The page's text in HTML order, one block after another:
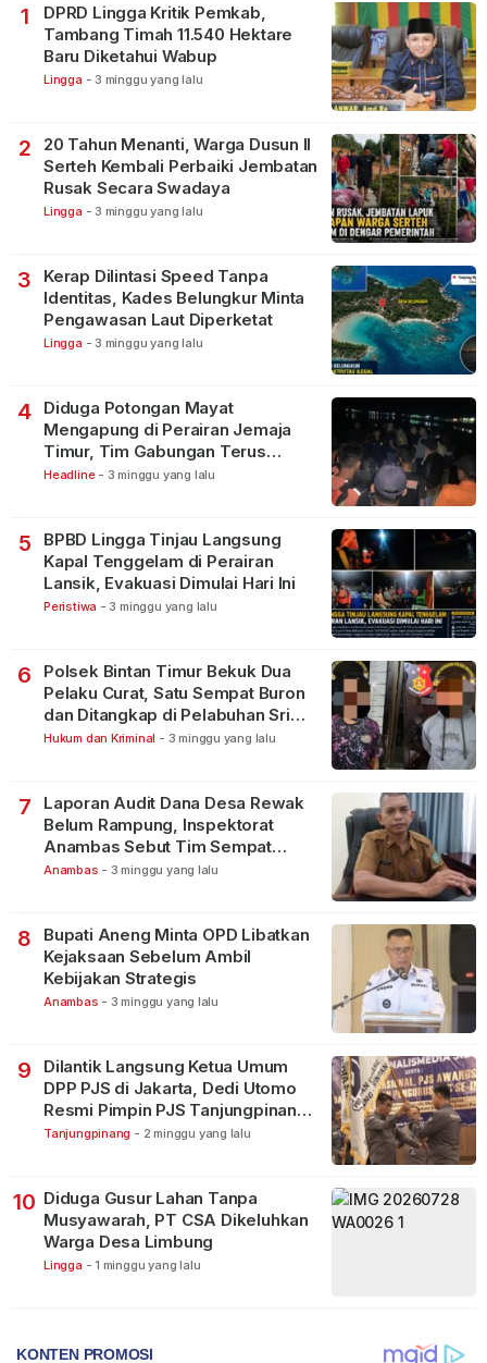
1
DPRD Lingga Kritik Pemkab,
Tambang Timah 11.540 Hektare
Baru Diketahui Wabup
Lingga - 3 minggu yang lalu
2
20 Tahun Menanti, Warga Dusun II
Serteh Kembali Perbaiki Jembatan
Rusak Secara Swadaya
Lingga - 3 minggu yang lalu
3
Kerap Dilintasi Speed Tanpa
Identitas, Kades Belungkur Minta
Pengawasan Laut Diperketat
Lingga - 3 minggu yang lalu
4
Diduga Potongan Mayat
Mengapung di Perairan Jemaja
Timur, Tim Gabungan Terus
Lakukan Pencarian
Headline - 3 minggu yang lalu
5
BPBD Lingga Tinjau Langsung
Kapal Tenggelam di Perairan
Lansik, Evakuasi Dimulai Hari Ini
Peristiwa - 3 minggu yang lalu
6
Polsek Bintan Timur Bekuk Dua
Pelaku Curat, Satu Sempat Buron
dan Ditangkap di Pelabuhan Sri
Bintan Pura
Hukum dan Kriminal - 3 minggu yang lalu
7
Laporan Audit Dana Desa Rewak
Belum Rampung, Inspektorat
Anambas Sebut Tim Sempat
Terbagi Tangani Kasus Lain
Anambas - 3 minggu yang lalu
8
Bupati Aneng Minta OPD Libatkan
Kejaksaan Sebelum Ambil
Kebijakan Strategis
Anambas - 3 minggu yang lalu
9
Dilantik Langsung Ketua Umum
DPP PJS di Jakarta, Dedi Utomo
Resmi Pimpin PJS Tanjungpinang-
Bintan
Tanjungpinang - 2 minggu yang lalu
10 Diduga Gusur Lahan Tanpa
Musyawarah, PT CSA Dikeluhkan
Warga Desa Limbung
Lingga - 1 minggu yang lalu